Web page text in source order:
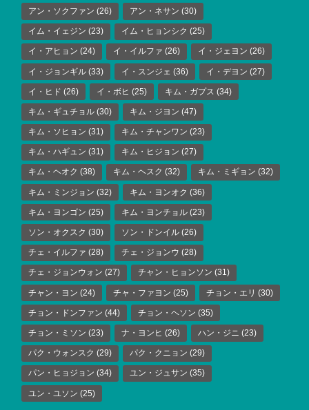
アン・ソクファン (26) アン・ネサン (30)
イム・イェジン (23) イム・ヒョンシク (25)
イ・アヒョン (24) イ・イルファ (26) イ・ジェヨン (26)
イ・ジョンギル (33) イ・スンジェ (36) イ・デヨン (27)
イ・ヒド (26) イ・ボヒ (25) キム・ガプス (34)
キム・ギュチョル (30) キム・ジヨン (47)
キム・ソヒョン (31) キム・チャンワン (23)
キム・ハギュン (31) キム・ヒジョン (27)
キム・ヘオク (38) キム・ヘスク (32) キム・ミギョン (32)
キム・ミンジョン (32) キム・ヨンオク (36)
キム・ヨンゴン (25) キム・ヨンチョル (23)
ソン・オクスク (30) ソン・ドンイル (26)
チェ・イルファ (28) チェ・ジョンウ (28)
チェ・ジョンウォン (27) チャン・ヒョンソン (31)
チャン・ヨン (24) チャ・ファヨン (25) チョン・エリ (30)
チョン・ドンファン (44) チョン・ヘソン (35)
チョン・ミソン (23) ナ・ヨンヒ (26) ハン・ジニ (23)
パク・ウォンスク (29) パク・クニョン (29)
パン・ヒョジョン (34) ユン・ジュサン (35)
ユン・ユソン (25)